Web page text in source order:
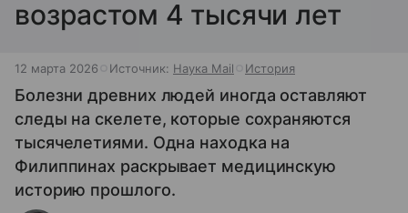
возрастом 4 тысячи лет
12 марта 2026 Источник: Наука Mail История
Болезни древних людей иногда оставляют
следы на скелете, которые сохраняются
тысячелетиями. Одна находка на
Филиппинах раскрывает медицинскую
историю прошлого.